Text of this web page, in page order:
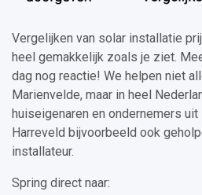
Vergelijken van solar installatie
heel gemakkelijk zoals je ziet.
dag nog reactie! We helpen niet
Marienvelde, maar in heel
huiseigenaren en ondernemers uit
Harreveld bijvoorbeeld ook
installateur.
Spring direct naar: